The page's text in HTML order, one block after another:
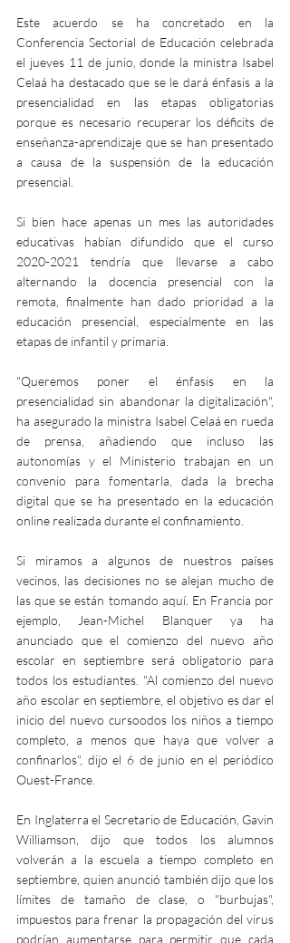
Este acuerdo se ha concretado en la
Conferencia Sectorial de Educación celebrada
el jueves 11 de junio, donde la ministra Isabel
Celaá ha destacado que se le dará énfasis a la
presencialidad en las etapas obligatorias
porque es necesario recuperar los déficits de
enseñanza-aprendizaje que se han presentado
a causa de la suspensión de la educación
presencial.
Si bien hace apenas un mes las autoridades
educativas habían difundido que el curso
2020-2021 tendría que llevarse a cabo
alternando la docencia presencial con la
remota, finalmente han dado prioridad a la
educación presencial, especialmente en las
etapas de infantil y primaria.
"Queremos poner el énfasis en la
presencialidad sin abandonar la digitalización",
ha asegurado la ministra Isabel Celaá en rueda
de prensa, añadiendo que incluso las
autonomías y el Ministerio trabajan en un
convenio para fomentarla, dada la brecha
digital que se ha presentado en la educación
online realizada durante el confinamiento.
Si miramos a algunos de nuestros países
vecinos, las decisiones no se alejan mucho de
las que se están tomando aquí. En Francia por
ejemplo, Jean-Michel Blanquer ya ha
anunciado que el comienzo del nuevo año
escolar en septiembre será obligatorio para
todos los estudiantes. "Al comienzo del nuevo
año escolar en septiembre, el objetivo es dar el
inicio del nuevo cursoodos los niños a tiempo
completo, a menos que haya que volver a
confinarlos", dijo el 6 de junio en el periódico
Ouest-France.
En Inglaterra el Secretario de Educación, Gavin
Williamson, dijo que todos los alumnos
volverán a la escuela a tiempo completo en
septiembre, quien anunció también dijo que los
límites de tamaño de clase, o "burbujas",
impuestos para frenar la propagación del virus
podrían aumentarse para permitir que cada